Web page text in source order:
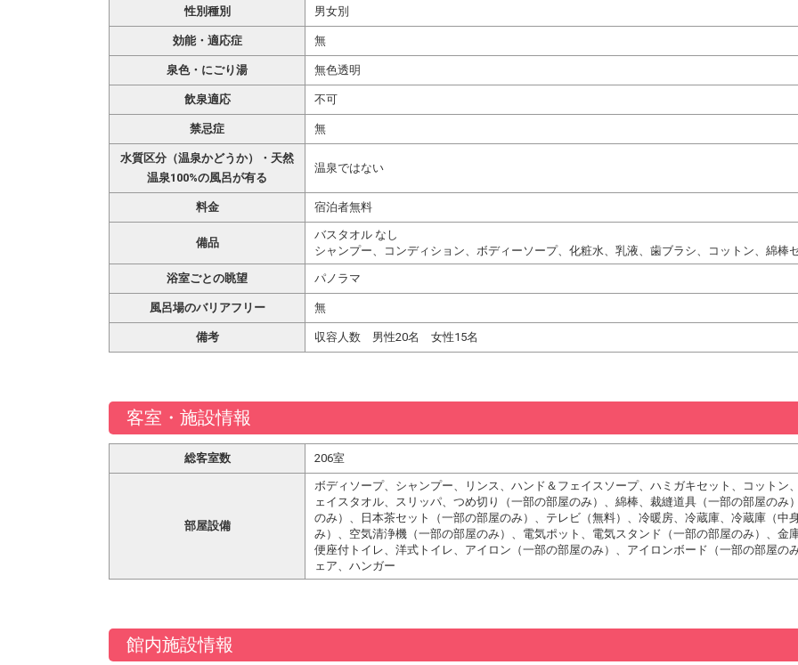
性別種別 男女別
効能・適応症 無
泉色・にごり湯 無色透明
飲泉適応 不可
禁忌症 無
水質区分（温泉かどうか）・天然
温泉100%の風呂が有る
温泉ではない
料金 宿泊者無料
備品
バスタオル なし
シャンプー、コンディション、ボディーソープ、化粧水、乳液、歯ブラシ、コットン、綿棒
浴室ごとの眺望 パノラマ
風呂場のバリアフリー 無
備考 収容人数 男性20名 女性15名
客室・施設情報
総客室数 206室
部屋設備
ボディソープ、シャンプー、リンス、ハンド＆フェイスソープ、ハミガキセット、コット
ェイスタオル、スリッパ、つめ切り（一部の部屋のみ）、綿棒、裁縫道具（一部の部屋の
のみ）、日本茶セット（一部の部屋のみ）、テレビ（無料）、冷暖房、冷蔵庫、冷蔵庫（中
み）、空気清浄機（一部の部屋のみ）、電気ポット、電気スタンド（一部の部屋のみ）、
便座付トイレ、洋式トイレ、アイロン（一部の部屋のみ）、アイロンボード（一部の部屋
ェア、ハンガー
館内施設情報